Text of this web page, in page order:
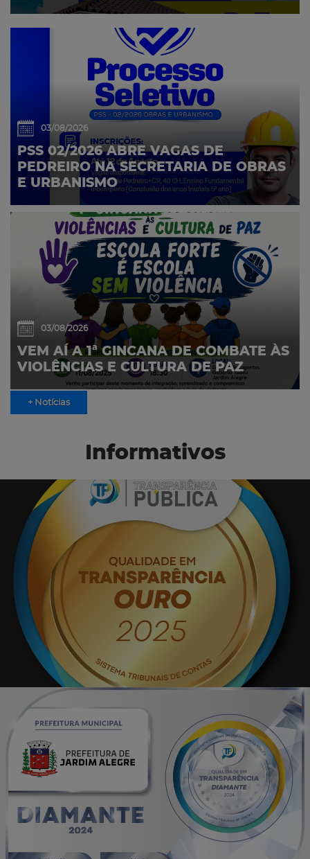
03/08/2026
PSS 02/2026 ABRE VAGAS DE
PEDREIRO NA SECRETARIA DE OBRAS
E URBANISMO
03/08/2026
VEM AÍ A 1ª GINCANA DE COMBATE ÀS
VIOLÊNCIAS E CULTURA DE PAZ
+ Notícias
Informativos